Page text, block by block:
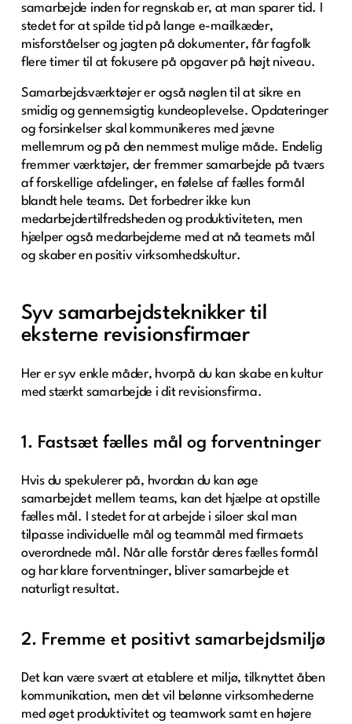
samarbejde inden for regnskab er, at man sparer tid. I
stedet for at spilde tid på lange e-mailkæder,
misforståelser og jagten på dokumenter, får fagfolk
flere timer til at fokusere på opgaver på højt niveau.
Samarbejdsværktøjer er også nøglen til at sikre en
smidig og gennemsigtig kundeoplevelse. Opdateringer
og forsinkelser skal kommunikeres med jævne
mellemrum og på den nemmest mulige måde. Endelig
fremmer værktøjer, der fremmer samarbejde på tværs
af forskellige afdelinger, en følelse af fælles formål
blandt hele teams. Det forbedrer ikke kun
medarbejdertilfredsheden og produktiviteten, men
hjælper også medarbejderne med at nå teamets mål
og skaber en positiv virksomhedskultur.
Syv samarbejdsteknikker til
eksterne revisionsfirmaer
Her er syv enkle måder, hvorpå du kan skabe en kultur
med stærkt samarbejde i dit revisionsfirma.
1. Fastsæt fælles mål og forventninger
Hvis du spekulerer på, hvordan du kan øge
samarbejdet mellem teams, kan det hjælpe at opstille
fælles mål. I stedet for at arbejde i siloer skal man
tilpasse individuelle mål og teammål med firmaets
overordnede mål. Når alle forstår deres fælles formål
og har klare forventninger, bliver samarbejde et
naturligt resultat.
2. Fremme et positivt samarbejdsmiljø
Det kan være svært at etablere et miljø, tilknyttet åben
kommunikation, men det vil belønne virksomhederne
med øget produktivitet og teamwork samt en højere